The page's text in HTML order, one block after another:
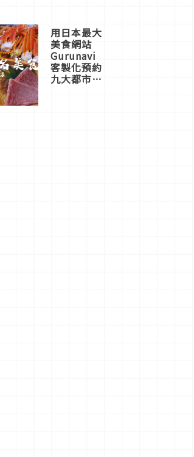
用日本最大
美食網站
Gurunavi
客製化預約
九大都市餐